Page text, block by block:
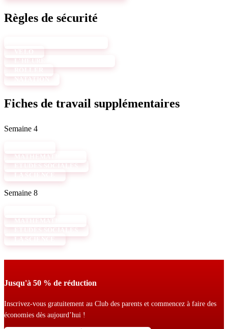
Règles de sécurité
VÉLO
L'HEURE DU PIQUE-NIQUE
ROLLER
NATATION
Fiches de travail supplémentaires
Semaine 4
MATHÉMATIQUES
ÉTUDES SOCIALES
LA SCIENCE
Semaine 8
MATHÉMATIQUES
ÉTUDES SOCIALES
LA SCIENCE
Jusqu'à 50 % de réduction
Inscrivez-vous gratuitement au Club des parents et commencez à faire des
économies dès aujourd’hui !